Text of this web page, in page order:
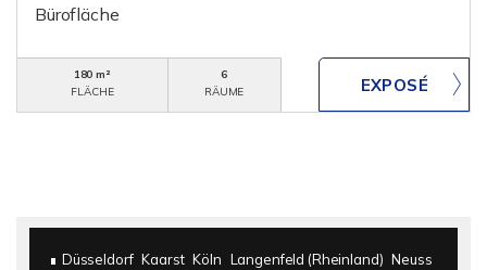
Bürofläche
180 m²
FLÄCHE
6
RÄUME
Düsseldorf Kaarst Köln Langenfeld (Rheinland) Neuss